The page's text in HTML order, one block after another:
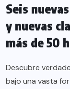
Seis
y nuevas
más de 50
Descubre
bajo una vasta